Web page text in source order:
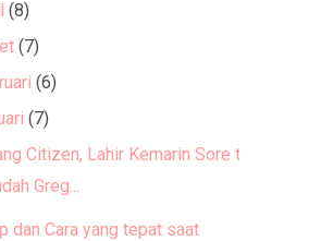
(8)
(7)
(6)
(7)
Citizen, Lahir Kemarin Sore tapi
Greg...
dan Cara yang tepat saat